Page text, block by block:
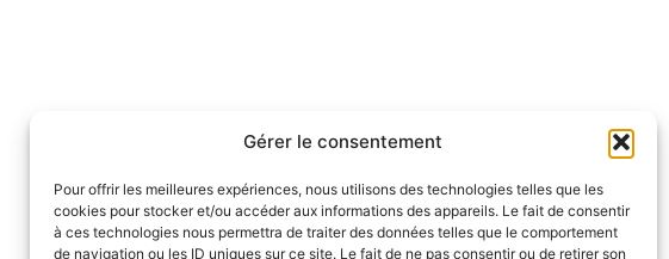
Gérer le consentement
Pour offrir les meilleures expériences, nous utilisons des technologies telles que les
cookies pour stocker et/ou accéder aux informations des appareils. Le fait de consentir
à ces technologies nous permettra de traiter des données telles que le comportement
de navigation ou les ID uniques sur ce site. Le fait de ne pas consentir ou de retirer son